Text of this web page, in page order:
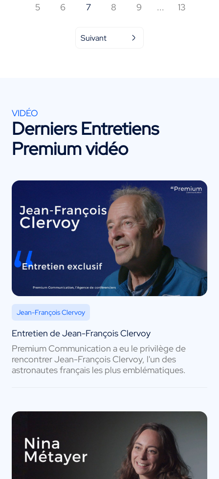
5 6 7 8 9 ... 13
Suivant
VIDÉO
Derniers Entretiens
Premium vidéo
Jean-François Clervoy
Entretien de Jean-François Clervoy
Premium Communication a eu le privilège de
rencontrer Jean-François Clervoy, l'un des
astronautes français les plus emblématiques.